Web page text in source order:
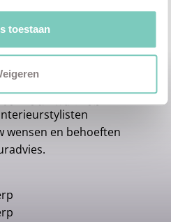
toestaan
wensen en behoeften